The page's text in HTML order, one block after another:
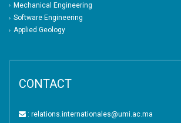
Mechanical Engineering
Software Engineering
Applied Geology
CONTACT
: relations.internationales@umi.ac.ma